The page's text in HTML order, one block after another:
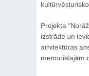
Projekta
izstrāde un
arhitektūras
memoriālajām